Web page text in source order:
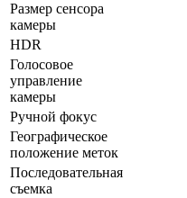
Размер сенсора
камеры
HDR
Голосовое
управление
камеры
Ручной фокус
Географическое
положение меток
Последовательная
съемка